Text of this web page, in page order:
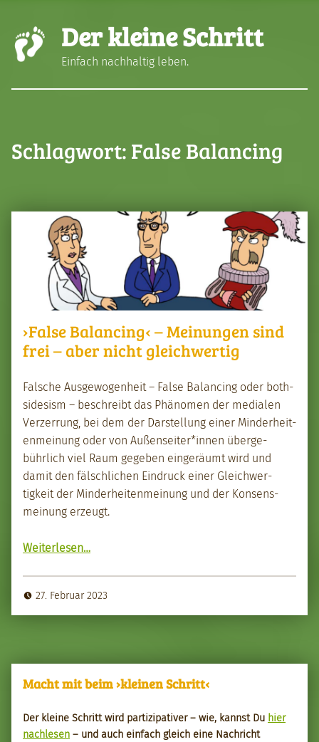
Der kleine Schritt
Einfach nachhaltig leben.
Schlagwort: False Balancing
›False Balancing‹ – Meinungen sind
frei – aber nicht gleichwertig
Falsche Aus­ge­wogen­heit – False Bal­anc­ing oder both­
sidesism – beschreibt das Phänomen der medi­alen
Verz­er­rung, bei dem der Darstel­lung ein­er Min­der­heit­
en­mei­n­ung oder von Außenseiter*innen überge­
bührlich viel Raum gegeben eingeräumt wird und
damit den fälschlichen Ein­druck ein­er Gle­ich­w­er­
tigkeit der Min­der­heit­en­mei­n­ung und der Kon­sens­
mei­n­ung erzeugt.
Weit­er­lesen“›False Bal­anc­ing‹ – Mei­n­un­gen sind frei – aber nicht gle­ich­w­er­tig”
…
27. Februar 2023
Macht mit beim ›kleinen Schritt‹
Der kleine Schritt wird par­tizipa­tiv­er – wie, kannst Du hier
nach­le­sen – und auch ein­fach gle­ich eine Nachricht